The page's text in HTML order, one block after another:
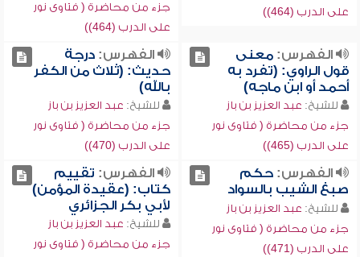
على الدرب (464))
جزء من محاضرة ( فتاوى نور
على الدرب (464))
الفهرس:معنى
قول الراوي: (تفرد به
أحمد أو ابن ماجه)
للشيخ: عبد العزيز بن باز
جزء من محاضرة ( فتاوى نور
على الدرب (465))
الفهرس:درجة
حديث: (ثلاث من الكفر
بالله)
للشيخ: عبد العزيز بن باز
جزء من محاضرة ( فتاوى نور
على الدرب (470))
الفهرس:حكم
صبغ الشيب بالسواد
للشيخ: عبد العزيز بن باز
جزء من محاضرة ( فتاوى نور
على الدرب (471))
الفهرس: تقييم
كتاب: (عقيدة المؤمن)
لأبي بكر الجزائري
للشيخ: عبد العزيز بن باز
جزء من محاضرة ( فتاوى نور